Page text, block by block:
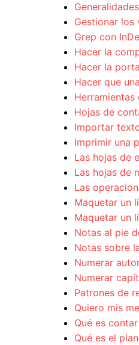
Gestionar los
Grep con
Hacer la
Hacer la
Hacer que
Herramientas
Hojas de
Importar
Imprimir una
Las hojas de
Las hojas de
Las
Maquetar un
Maquetar un
Notas al pie
Notas sobre
Numerar
Numerar
Patrones de
Quiero mis
Qué es
Qué es el